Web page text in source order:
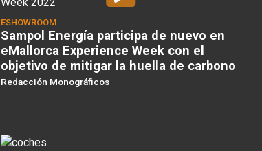
ESHOWROOM
Sampol Energía participa de nuevo en
eMallorca Experience Week con el
objetivo de mitigar la huella de carbono
Redacción Monográficos